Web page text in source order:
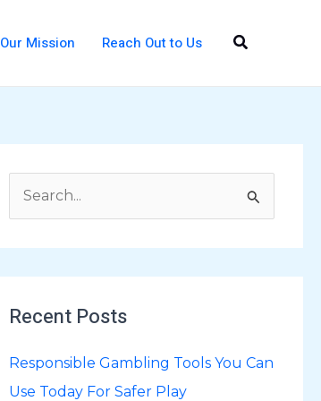
Our Mission Reach Out to Us Search
c
f
Recent Posts
Responsible Gambling Tools You Can
Use Today For Safer Play